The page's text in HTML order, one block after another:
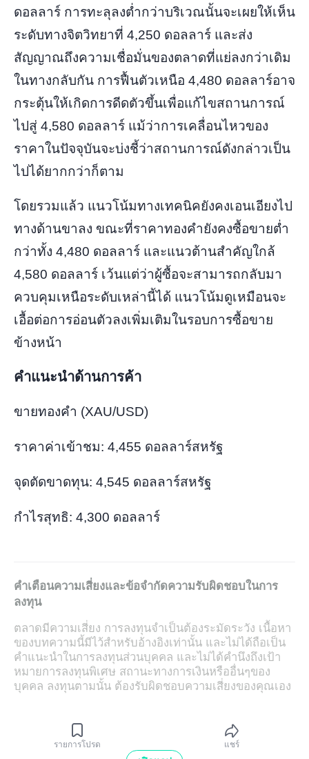
ดอลลาร์ การทะลุลงต่ำกว่าบริเวณนั้นจะเผยให้เห็น
ระดับทางจิตวิทยาที่ 4,250 ดอลลาร์ และส่ง
สัญญาณถึงความเชื่อมั่นของตลาดที่แย่ลงกว่าเดิม
ในทางกลับกัน การฟื้นตัวเหนือ 4,480 ดอลลาร์อาจ
กระตุ้นให้เกิดการดีดตัวขึ้นเพื่อแก้ไขสถานการณ์
ไปสู่ ​​4,580 ดอลลาร์ แม้ว่าการเคลื่อนไหวของ
ราคาในปัจจุบันจะบ่งชี้ว่าสถานการณ์ดังกล่าวเป็น
ไปได้ยากกว่าก็ตาม
โดยรวมแล้ว แนวโน้มทางเทคนิคยังคงเอนเอียงไป
ทางด้านขาลง ขณะที่ราคาทองคำยังคงซื้อขายต่ำ
กว่าทั้ง 4,480 ดอลลาร์ และแนวต้านสำคัญใกล้
4,580 ดอลลาร์ เว้นแต่ว่าผู้ซื้อจะสามารถกลับมา
ควบคุมเหนือระดับเหล่านี้ได้ แนวโน้มดูเหมือนจะ
เอื้อต่อการอ่อนตัวลงเพิ่มเติมในรอบการซื้อขาย
ข้างหน้า
คำแนะนำด้านการค้า
ขายทองคำ (XAU/USD)
ราคาค่าเข้าชม: 4,455 ดอลลาร์สหรัฐ
จุดตัดขาดทุน: 4,545 ดอลลาร์สหรัฐ
กำไรสุทธิ: 4,300 ดอลลาร์
คำเตือนความเสี่ยงและข้อจำกัดความรับผิดชอบในการ
ลงทุน
ตลาดมีความเสี่ยง การลงทุนจำเป็นต้องระมัดระวัง เนื้อหา
ของบทความนี้มีไว้สำหรับอ้างอิงเท่านั้น และไม่ได้ถือเป็น
คำแนะนำในการลงทุนส่วนบุคคล และไม่ได้คำนึงถึงเป้า
หมายการลงทุนพิเศษ สถานะทางการเงินหรืออื่นๆของ
บุคคล ลงทุนตามนั้น ต้องรับผิดชอบความเสี่ยงของคุณเอง
รายการโปรด แชร์